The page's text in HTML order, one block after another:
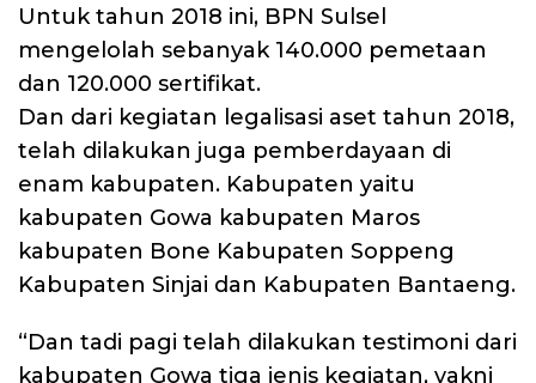
Untuk tahun 2018 ini, BPN Sulsel
mengelolah sebanyak 140.000 pemetaan
dan 120.000 sertifikat.
Dan dari kegiatan legalisasi aset tahun 2018,
telah dilakukan juga pemberdayaan di
enam kabupaten. Kabupaten yaitu
kabupaten Gowa kabupaten Maros
kabupaten Bone Kabupaten Soppeng
Kabupaten Sinjai dan Kabupaten Bantaeng.
“Dan tadi pagi telah dilakukan testimoni dari
kabupaten Gowa tiga jenis kegiatan, yakni